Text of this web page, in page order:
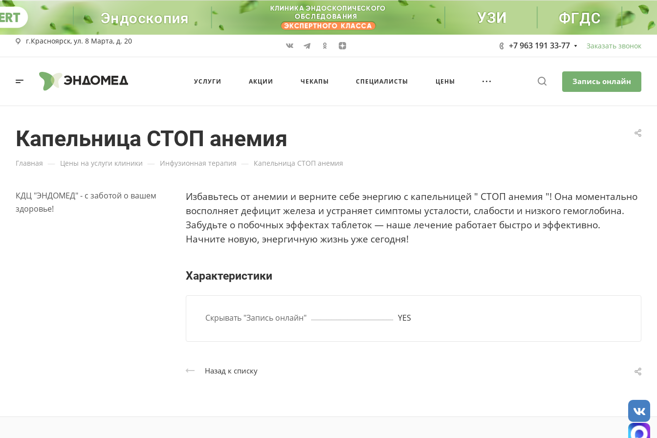
г.Красноярск, ул. 8 Марта, д. 20 +7 963 191 33-77 Заказать звонок
УСЛУГИ АКЦИИ ЧЕКАПЫ СПЕЦИАЛИСТЫ ЦЕНЫ Запись онлайн
Капельница СТОП анемия
Главная — Цены на услуги клиники — Инфузионная терапия — Капельница СТОП анемия
Избавьтесь от анемии и верните себе энергию с капельницей " СТОП анемия "! Она моментально
восполняет дефицит железа и устраняет симптомы усталости, слабости и низкого гемоглобина.
Забудьте о побочных эффектах таблеток — наше лечение работает быстро и эффективно.
Начните новую, энергичную жизнь уже сегодня!
Характеристики
Скрывать "Запись онлайн" YES
Назад к списку
КДЦ "ЭНДОМЕД" - с заботой о вашем
здоровье!